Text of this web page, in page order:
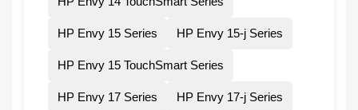
HP Envy 15 Series HP Envy 15-j Series
HP Envy 15 TouchSmart Series
HP Envy 17 Series HP Envy 17-j Series